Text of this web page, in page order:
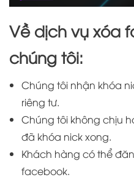
Về dịch vụ xóa
chúng tôi:
Chúng tôi nhận khóa
riêng tư.
Chúng tôi không chịu
đã khóa nick xong.
Khách hàng có thể
facebook.